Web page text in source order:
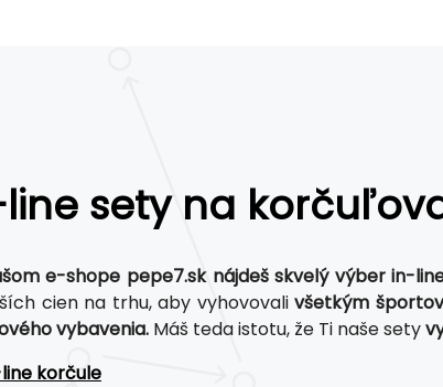
sety na
e-shope pepe7.sk nájdeš skvelý výber in-
cien na trhu, aby vyhovovalivšetkým
vybavenia. Máš teda istotu, že Ti naše sety
korčule